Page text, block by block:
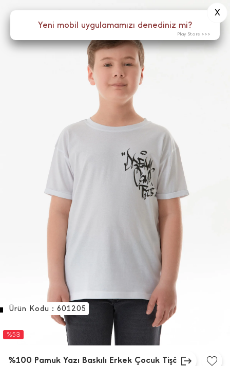
Menü
%53
%100 Pamuk Yazı Baskılı Erkek Çocuk Tişört
Ürün Kodu : 601205
Yeni mobil uygulamamızı denediniz mi?
X
Play Store >>>